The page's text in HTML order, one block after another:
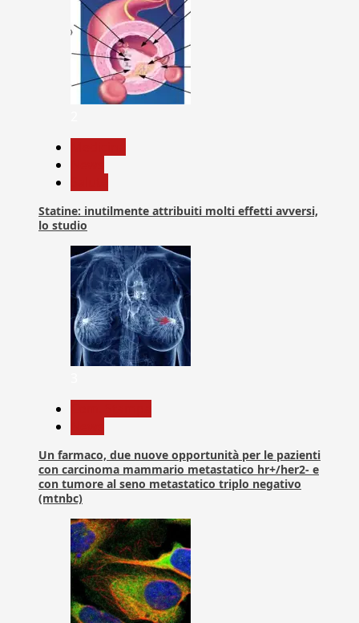
Statine: inutilmente attribuiti molti effetti avversi,
lo studio
Un farmaco, due nuove opportunità per le pazienti
con carcinoma mammario metastatico hr+/her2- e
con tumore al seno metastatico triplo negativo
(mtnbc)